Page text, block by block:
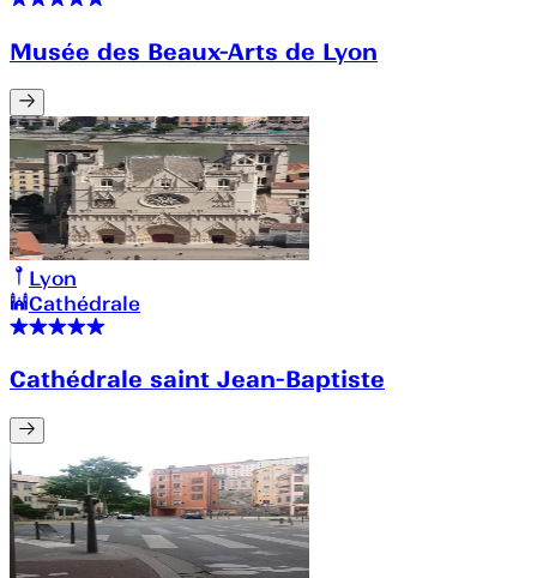
Musée des Beaux-Arts de Lyon
Lyon
Cathédrale
Cathédrale saint Jean-Baptiste